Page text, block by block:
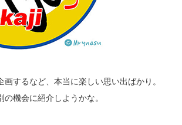
画するなど、本当に楽しい思い出ばかり。
機会に紹介しようかな。